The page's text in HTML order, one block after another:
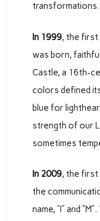
transformations.
In 1999, the
was born,
Castle, a 16th-
colors defined
blue for
strength of our
sometimes
In 2009, the first
the
name, “I” and